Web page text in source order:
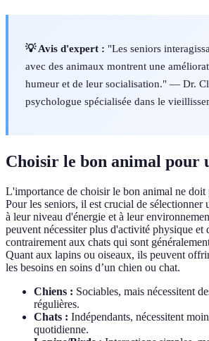
💡 Avis d'expert : "Les seniors
avec des animaux montrent une
humeur et de leur socialisation." — Dr.
psychologue spécialisée dans le
Choisir le bon animal pour
L'importance de choisir le bon animal ne doit
Pour les seniors, il est crucial de sélectionner
à leur niveau d'énergie et à leur
peuvent nécessiter plus d'activité physique et
contrairement aux chats qui sont
Quant aux lapins ou oiseaux, ils peuvent
les besoins en soins d’un chien ou chat.
Chiens : Sociables, mais nécessitent
régulières.
Chats : Indépendants, nécessitent
quotidienne.